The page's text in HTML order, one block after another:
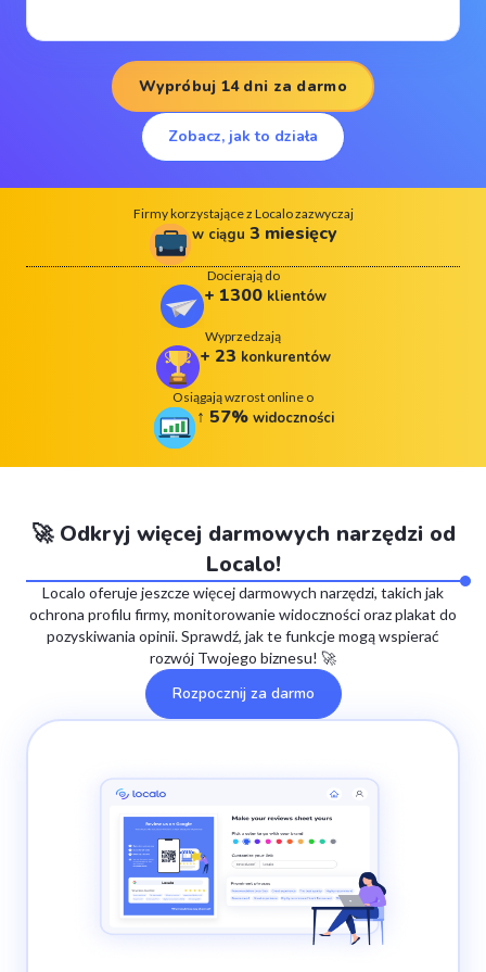
Wypróbuj 14 dni za darmo
Zobacz, jak to działa
Firmy korzystające z Localo zazwyczaj
w ciągu 3 miesięcy
Docierają do
+ 1300 klientów
Wyprzedzają
+ 23 konkurentów
Osiągają wzrost online o
↑ 57% widoczności
🚀 Odkryj więcej darmowych narzędzi od
Localo!
Localo oferuje jeszcze więcej darmowych narzędzi, takich jak
ochrona profilu firmy, monitorowanie widoczności oraz plakat do
pozyskiwania opinii. Sprawdź, jak te funkcje mogą wspierać
rozwój Twojego biznesu! 🚀
Rozpocznij za darmo